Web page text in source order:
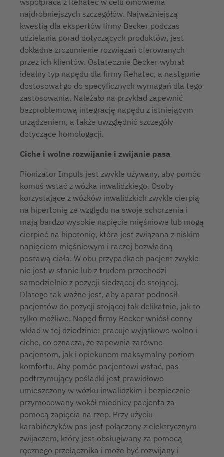
najdrobniejszych szczegółów. Najważniejszą
kwestią dla ekspertów firmy Becker podczas
udzielania porad dotyczących produktów, jest
dokładne zrozumienie rozwiązań oferowanych
przez ich klientów. Ostatecznie Becker wybrał
idealny typ napędu dla firmy Rehatec, a następnie
dostosował go do specyficznych wymagań dla tego
zastosowania. Należało na przykład zapewnić
bezproblemową integrację napędu z istniejącym
urządzeniem, a także uwzględnić szczegóły
dotyczące homologacji.
Ciche i wolne rozwijanie i zwijanie pasa
Pionizator Impuls jest zwykle używany, aby pomóc
komuś wstać z wózka inwalidzkiego. Osoby
korzystające z wózków inwalidzkich zwykle cierpią
na hipertonię ze względu na swoje schorzenia i
mają bardzo wysokie napięcie mięśniowe lub mogą
cierpieć na hipotonię, która jest związana z niskim
napięciem mięśniowym i raczej bezwładną
postawą ciała. W obu przypadkach pacjent zwykle
nie jest w stanie lub z trudem przechodzi
samodzielnie z pozycji siedzącej do stojącej.
Dlatego tak ważne jest, aby aparat podnosił
pacjentów do pozycji stojącej tak delikatnie, jak to
tylko możliwe. Napęd firmy Becker wniósł cenny
wkład w tej dziedzinie: pracuje wyjątkowo wolno i
cicho, co oznacza, że zapewnia zarówno
pacjentom, jak i opiekunom maksymalny poziom
komfortu. Aby pomóc pacjentowi wstać, pas
podtrzymujący pośladki jest prawidłowo
umieszczony w wózku inwalidzkim i bezpiecznie
przymocowany wokół miednicy pacjenta za
pomocą zapięcia na rzep. Przy użyciu
karabińczyków pas jest połączony z elektrycznym
zwijaczem, który jest obsługiwany za pomocą
ręcznego przełącznika i może być rozwijany i